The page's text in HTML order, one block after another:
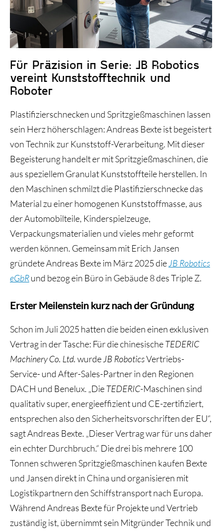
Historie und Entwicklung
Für Präzision in Serie: JB Robotics
vereint Kunststofftechnik und
Roboter
Plastifizierschnecken und Spritzgießmaschinen lassen
sein Herz höherschlagen: Andreas Bexte ist begeistert
von Technik zur Kunststoff-Verarbeitung. Mit dieser
Begeisterung handelt er mit Spritzgießmaschinen, die
aus speziellem Granulat Kunststoffteile herstellen. In
den Maschinen schmilzt die Plastifizierschnecke das
Material zu einer homogenen Kunststoffmasse, aus
der Automobilteile, Kinderspielzeuge,
Verpackungsmaterialien und vieles mehr geformt
werden können. Gemeinsam mit Erich Jansen
gründete Andreas Bexte im März 2025 dieJB Robotics
eGbRund bezog ein Büro in Gebäude 8 des Triple Z.
Erster Meilenstein kurz nach der Gründung
Schon im Juli 2025 hatten die beiden einen exklusiven
Vertrag in der Tasche: Für die chinesischeTEDERIC
Machinery Co. Ltd. wurdeJB RoboticsVertriebs-
Service- und After-Sales-Partner in den Regionen
DACH und Benelux. „DieTEDERIC-Maschinen sind
qualitativ super, energieeffizient und CE-zertifiziert,
entsprechen also den Sicherheitsvorschriften der EU“,
sagt Andreas Bexte. „Dieser Vertrag war für uns daher
ein echter Durchbruch.“ Die drei bis mehrere 100
Tonnen schweren Spritzgießmaschinen kaufen Bexte
und Jansen direkt in China und organisieren mit
Logistikpartnern den Schiffstransport nach Europa.
Während Andreas Bexte für Projekte und Vertrieb
zuständig ist, übernimmt sein Mitgründer Technik und